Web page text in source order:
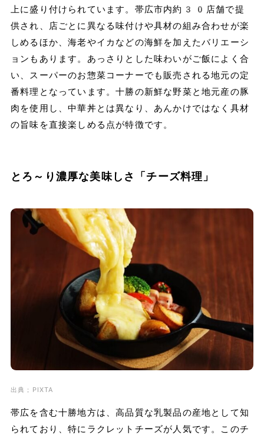
上に盛り付けられています。帯広市内約30店舗で提
供され、店ごとに異なる味付けや具材の組み合わせが楽
しめるほか、海老やイカなどの海鮮を加えたバリエーシ
ョンもあります。あっさりとした味わいがご飯によく合
い、スーパーのお惣菜コーナーでも販売される地元の定
番料理となっています。十勝の新鮮な野菜と地元産の豚
肉を使用し、中華丼とは異なり、あんかけではなく具材
の旨味を直接楽しめる点が特徴です。
とろ～り濃厚な美味しさ「チーズ料理」
出典；PIXTA
帯広を含む十勝地方は、高品質な乳製品の産地として知
られており、特にラクレットチーズが人気です。このチ